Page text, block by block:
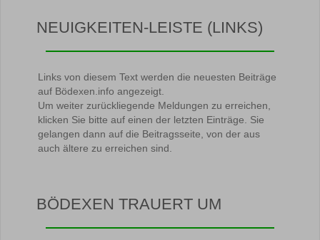
NEUIGKEITEN-LEISTE (LINKS)
Links von diesem Text werden die neuesten Beiträge
auf Bödexen.info angezeigt.
Um weiter zurückliegende Meldungen zu erreichen,
klicken Sie bitte auf einen der letzten Einträge. Sie
gelangen dann auf die Beitragsseite, von der aus
auch ältere zu erreichen sind.
BÖDEXEN TRAUERT UM